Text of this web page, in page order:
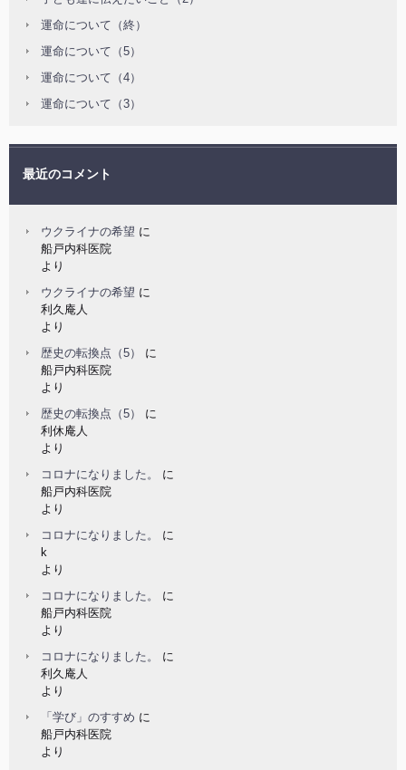
運命について（終）
運命について（5）
運命について（4）
運命について（3）
最近のコメント
ウクライナの希望 に
船戸内科医院
より
ウクライナの希望 に
利久庵人
より
歴史の転換点（5）
に
船戸内科医院
より
歴史の転換点（5）
に
利休庵人
より
コロナになりました。
に
船戸内科医院
より
コロナになりました。
に
k
より
コロナになりました。
に
船戸内科医院
より
コロナになりました。
に
利久庵人
より
「学び」のすすめ に
船戸内科医院
より